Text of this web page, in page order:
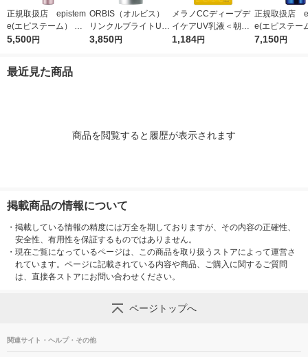
正規取扱店 epistem
e(エピステーム） パ
ワライズラッシュセラ
5,500円
ORBIS（オルビス）
リンクルブライトUV
プロテクター N 50g
3,850円
メラノCCディープデ
イケアUV乳液＜朝用
日焼け止め乳液＞50g
1,184円
正規取扱店
e(エピステー
ワイトUVレ
7,150円
最近見た商品
商品を閲覧すると履歴が表示されます
掲載商品の情報について
・ 掲載している情報の精度には万全を期しておりますが、その内容の正確性、
安全性、有用性を保証するものではありません。
・ 現在ご覧になっているページは、この商品を取り扱うストアによって運営さ
れています。ページに記載されている内容や商品、ご購入に関するご質問
は、直接各ストアにお問い合わせください。
ページトップへ
関連サイト・ヘルプ・その他